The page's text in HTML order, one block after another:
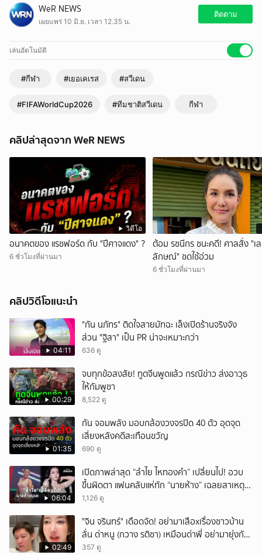
WeR NEWS
เผยแพร่ 10 มิ.ย. เวลา 12.35 น.
ติดตาม
เล่นอัตโนมัติ
#กีฬา #เยอเคเรส #สวีเดน
#FIFAWorldCup2026 #ทีมชาติสวีเดน กีฬา
คลิปล่าสุดจาก WeR NEWS
วิดีโอ
อนาคตของ แรชฟอร์ด กับ "ปีศาจแดง" ?
6 ชั่วโมงที่ผ่านมา
ต้อม รชนีกร ชนะคดี! ศาลสั่ง "เ
ลักษณ์" ชดใช้อ่วม
6 ชั่วโมงที่ผ่านมา
คลิปวิดีโอแนะนำ
04:11
"กัน นภัทร" ติดใจสายมัทฉะ เล็งเปิดร้านจริงจัง
ส่วน "ฐิสา" เป็น PR น่าจะเหมาะกว่า
636 ดู
00:29
จบทุกข้อสงสัย! ทูตจีนพูดแล้ว กรณีข่าว ส่งอาวุธ
ให้กัมพูชา
8,522 ดู
01:35
กัน จอมพลัง มอบกล้องวงจรปิด 40 ตัว อุดจุด
เสี่ยงหลังคดีสะเทือนขวัญ
690 ดู
06:04
เปิดภาพล่าสุด “ลำไย ไหทองคำ” เปลี่ยนไป! อวบ
ขึ้นผิดตา แฟนคลับแห่ทัก “นายห้าง” เฉลยสาเหตุ
ชัด!
1,126 ดู
02:49
ั่"จิน จรินทร์" เดือดจัด! อย่ามาเสือxเรื่องชาวบ้าน
ลั่น ด่าหนู (กวาง รติชา) เหมือนด่าพี่ อย่ามายุ่งกับ
คนของผม จบ!!!
357 ดู